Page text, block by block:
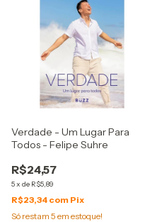
Verdade - Um Lugar Para
Todos - Felipe Suhre
R$24,57
5x de R$5,89
R$23,34 com Pix
Só restam 5 em estoque!